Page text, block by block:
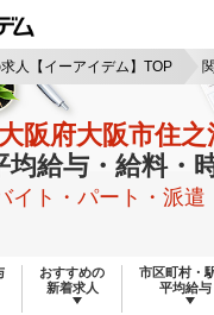
人【イーアイデム】TOP
大阪府大阪市住之
均給与・給料・
イト・パート・派遣
おすすめの
新着求人
市区町村・
平均給与